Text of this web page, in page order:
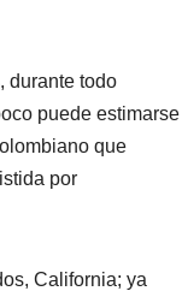
durante todo
puede estimarse
que
por
California; ya